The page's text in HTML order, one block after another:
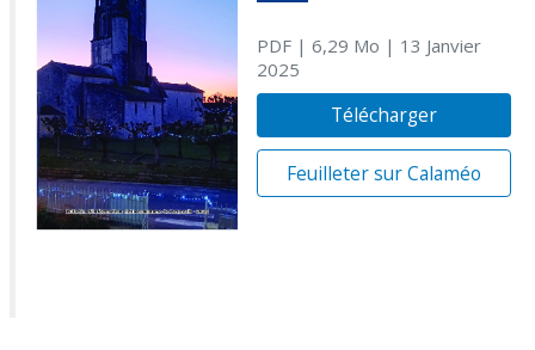
PDF| 6,29 Mo | 13 Janvier
2025
Télécharger
Feuilleter sur Calaméo